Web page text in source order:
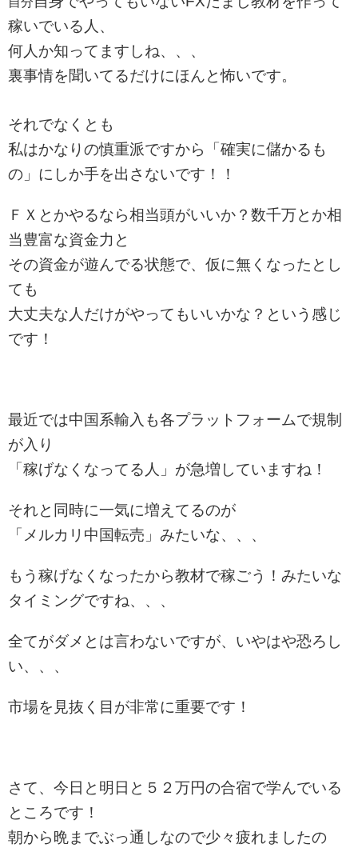
稼いでいる人、
何人か知ってますしね、、、
裏事情を聞いてるだけにほんと怖いです。
それでなくとも
私はかなりの慎重派ですから「確実に儲かるも
の」にしか手を出さないです！！
ＦＸとかやるなら相当頭がいいか？数千万とか相
当豊富な資金力と
その資金が遊んでる状態で、仮に無くなったとし
ても
大丈夫な人だけがやってもいいかな？という感じ
です！
最近では中国系輸入も各プラットフォームで規制
が入り
「稼げなくなってる人」が急増していますね！
それと同時に一気に増えてるのが
「メルカリ中国転売」みたいな、、、
もう稼げなくなったから教材で稼ごう！みたいな
タイミングですね、、、
全てがダメとは言わないですが、いやはや恐ろし
い、、、
市場を見抜く目が非常に重要です！
さて、今日と明日と５２万円の合宿で学んでいる
ところです！
朝から晩までぶっ通しなので少々疲れましたの